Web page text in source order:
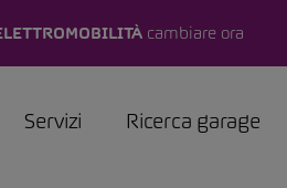
cambiare ora
Servizi Ricerca garage